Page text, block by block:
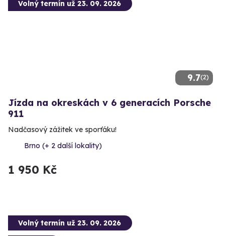
9.7(2)
Volný termín už 23. 09. 2026
Jízda na okreskách v 6 generacích Porsche
911
Nadčasový zážitek ve sporťáku!
Brno (+ 2 další lokality)
1 950 Kč
Volný termín už 23. 09. 2026